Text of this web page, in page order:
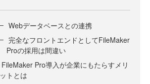
Webデータベースとの連携
完全なフロントエンドとしてFileMaker
Proの採用は間違い
FileMaker Pro導入が企業にもたらすメリ
ットとは